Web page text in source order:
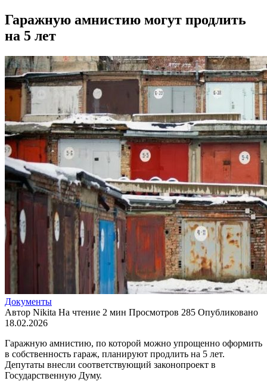
Гаражную амнистию могут продлить
на 5 лет
Документы
Автор Nikita На чтение 2 мин Просмотров 285 Опубликовано
18.02.2026
Гаражную амнистию, по которой можно упрощенно оформить
в собственность гараж, планируют продлить на 5 лет.
Депутаты внесли соответствующий законопроект в
Государственную Думу.